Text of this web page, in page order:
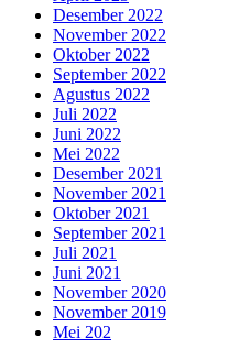
Desember 2022
November 2022
Oktober 2022
September 2022
Agustus 2022
Juli 2022
Juni 2022
Mei 2022
Desember 2021
November 2021
Oktober 2021
September 2021
Juli 2021
Juni 2021
November 2020
November 2019
Mei 202